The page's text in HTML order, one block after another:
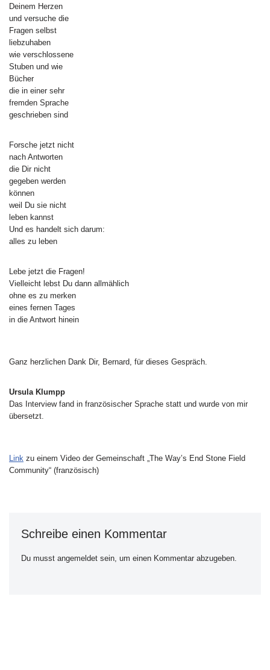
Deinem Herzen
und versuche die
Fragen selbst
liebzuhaben
wie verschlossene
Stuben und wie
Bücher
die in einer sehr
fremden Sprache
geschrieben sind
Forsche jetzt nicht
nach Antworten
die Dir nicht
gegeben werden
können
weil Du sie nicht
leben kannst
Und es handelt sich darum:
alles zu leben
Lebe jetzt die Fragen!
Vielleicht lebst Du dann allmählich
ohne es zu merken
eines fernen Tages
in die Antwort hinein
Ganz herzlichen Dank Dir, Bernard, für dieses Gespräch.
Ursula Klumpp
Das Interview fand in französischer Sprache statt und wurde von mir
übersetzt.
Link zu einem Video der Gemeinschaft „The Way’s End Stone Field
Community“ (französisch)
Schreibe einen Kommentar
Du musst angemeldet sein, um einen Kommentar abzugeben.